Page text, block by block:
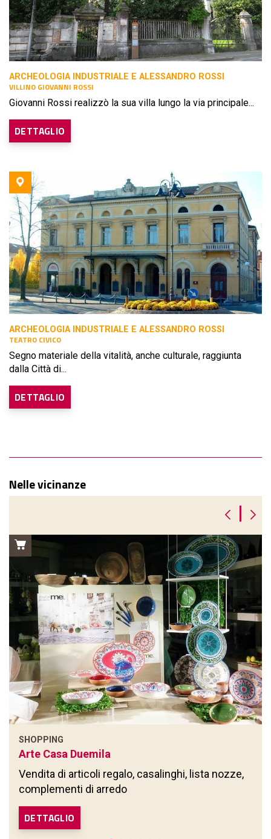
ARCHEOLOGIA INDUSTRIALE E ALESSANDRO ROSSI
VILLINO GIOVANNI ROSSI
Giovanni Rossi realizzò la sua villa lungo la via principale...
DETTAGLIO
ARCHEOLOGIA INDUSTRIALE E ALESSANDRO ROSSI
TEATRO CIVICO
Segno materiale della vitalità, anche culturale, raggiunta
dalla Città di...
DETTAGLIO
Nelle vicinanze
SHOPPING
Arte Casa Duemila
Vendita di articoli regalo, casalinghi, lista nozze,
complementi di arredo
DETTAGLIO
|